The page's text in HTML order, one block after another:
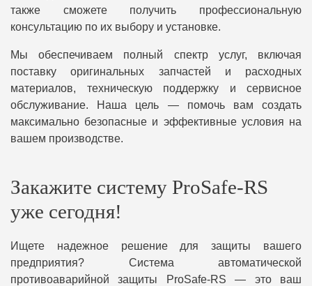
также сможете получить профессиональную
консультацию по их выбору и установке.
Мы обеспечиваем полный спектр услуг, включая
поставку оригинальных запчастей и расходных
материалов, техническую поддержку и сервисное
обслуживание. Наша цель — помочь вам создать
максимально безопасные и эффективные условия на
вашем производстве.
Закажите систему ProSafe-RS
уже сегодня!
Ищете надежное решение для защиты вашего
предприятия? Система автоматической
противоаварийной защиты ProSafe-RS — это ваш